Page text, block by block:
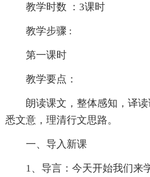
教学时数 ：3课时
教学步骤 :
第一课时
教学要点：
朗读课文，整体感知，译
悉文意，理清行文思路。
一、导入新课
1、导言：今天开始我们来